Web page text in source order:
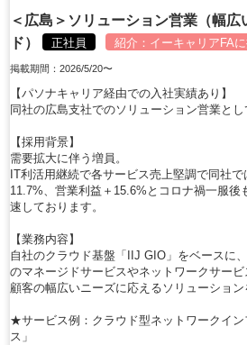
＜広島＞ソリューション営業（幅
ド）
正社員 紹介： イーキャリアFA
掲載期間：2026/5/20〜
【パソナキャリア経由での入社実績あり】
同社の広島支社でのソリューション営業とし
【採用背景】
需要拡大に伴う増員。
IT利活用継続で各サービス売上堅調で同社
11.7%、営業利益＋15.6%とコロナ禍一服後
速しております。
【業務内容】
自社のクラウド基盤「IIJ GIO」をベースに
のマネージドサービスやネットワークサー
顧客の幅広いニーズに応えるソリューション
★サービス例：クラウド型ネットワークイ
ス」